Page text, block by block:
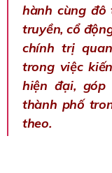
hành cùng đô
truyền, cổ
chính trị
trong việc
hiện đại,
thành phố
theo.